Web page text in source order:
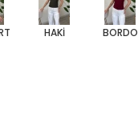
HAKİ BORDO